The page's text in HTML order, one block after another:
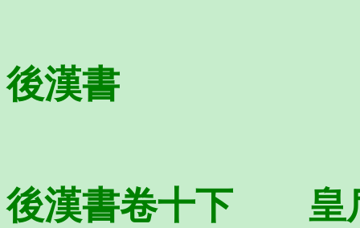
後漢書
後漢書卷十下 皇